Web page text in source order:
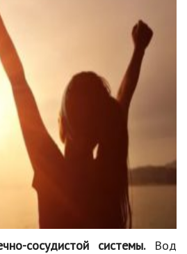
сосудистой системы.Вод